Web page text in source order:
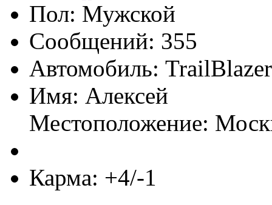
Пол:
Сообщений: 355
Автомобиль:
Имя: Алексей
Местоположение:
Карма: +4/-1